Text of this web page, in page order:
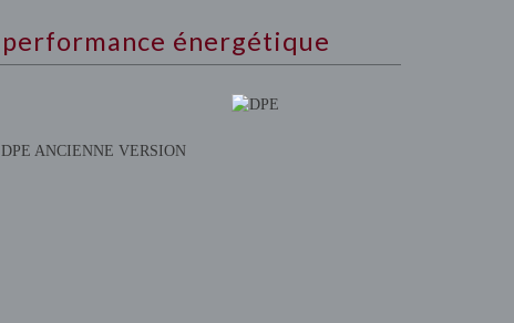
performance énergétique
DPE ANCIENNE VERSION